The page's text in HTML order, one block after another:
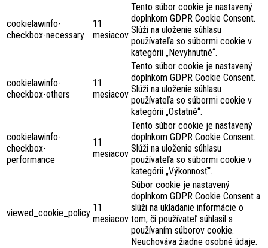
cookielawinfo-
checkbox-necessary
11
mesiacov
Tento súbor cookie je nastavený
doplnkom GDPR Cookie Consent.
Slúži na uloženie súhlasu
používateľa so súbormi cookie v
kategórii „Nevyhnutné“.
cookielawinfo-
checkbox-others
11
mesiacov
Tento súbor cookie je nastavený
doplnkom GDPR Cookie Consent.
Slúži na uloženie súhlasu
používateľa so súbormi cookie v
kategórii „Ostatné“.
cookielawinfo-
checkbox-
performance
11
mesiacov
Tento súbor cookie je nastavený
doplnkom GDPR Cookie Consent.
Slúži na uloženie súhlasu
používateľa so súbormi cookie v
kategórii „Výkonnosť“.
viewed_cookie_policy 11
mesiacov
Súbor cookie je nastavený
doplnkom GDPR Cookie Consent a
slúži na ukladanie informácie o
tom, či používateľ súhlasil s
používaním súborov cookie.
Neuchováva žiadne osobné údaje.